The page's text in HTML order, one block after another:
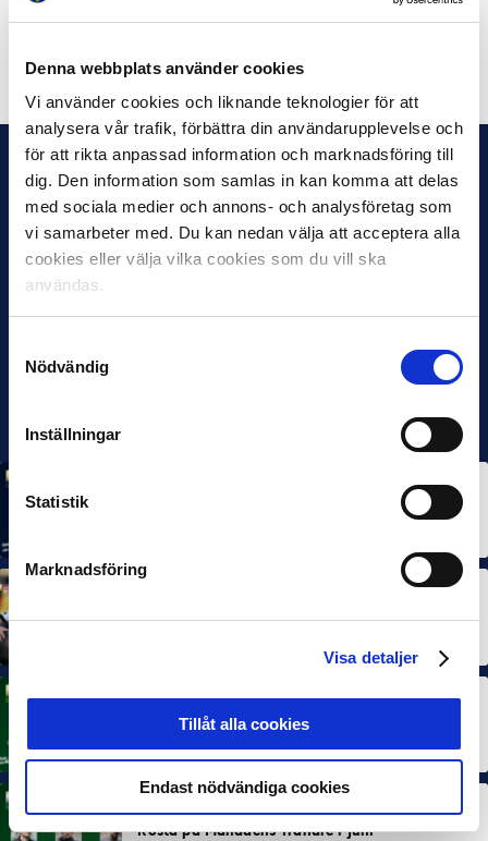
Denna webbplats använder cookies
Vi använder cookies och liknande teknologier för att
analysera vår trafik, förbättra din användarupplevelse och
för att rikta anpassad information och marknadsföring till
dig. Den information som samlas in kan komma att delas
med sociala medier och annons- och analysföretag som
vi samarbeter med. Du kan nedan välja att acceptera alla
cookies eller välja vilka cookies som du vill ska
användas.
Nödvändig
Inställningar
Statistik
Marknadsföring
Visa detaljer
Tillåt alla cookies
Endast nödvändiga cookies
Dela på Facebook
Rösta på Månadens Spelare & Tränare i juli
Dubbla Landskrona-priser när juni summeras
Rösta på Månadens Spelare i juni
MÅNADENS TRÄNARE
Rösta på Månadens Tränare i juni